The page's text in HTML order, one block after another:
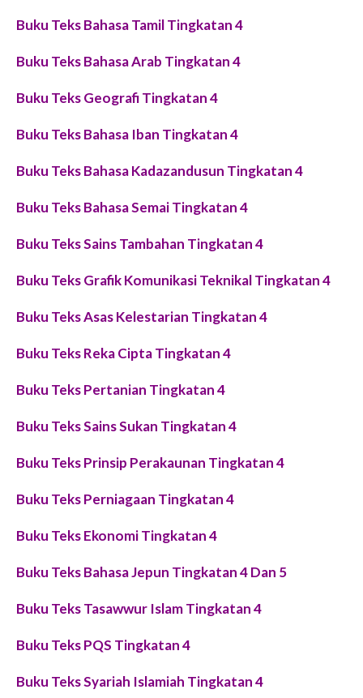
Buku Teks Bahasa Tamil Tingkatan 4
Buku Teks Bahasa Arab Tingkatan 4
Buku Teks Geografi Tingkatan 4
Buku Teks Bahasa Iban Tingkatan 4
Buku Teks Bahasa Kadazandusun Tingkatan 4
Buku Teks Bahasa Semai Tingkatan 4
Buku Teks Sains Tambahan Tingkatan 4
Buku Teks Grafik Komunikasi Teknikal Tingkatan 4
Buku Teks Asas Kelestarian Tingkatan 4
Buku Teks Reka Cipta Tingkatan 4
Buku Teks Pertanian Tingkatan 4
Buku Teks Sains Sukan Tingkatan 4
Buku Teks Prinsip Perakaunan Tingkatan 4
Buku Teks Perniagaan Tingkatan 4
Buku Teks Ekonomi Tingkatan 4
Buku Teks Bahasa Jepun Tingkatan 4 Dan 5
Buku Teks Tasawwur Islam Tingkatan 4
Buku Teks PQS Tingkatan 4
Buku Teks Syariah Islamiah Tingkatan 4